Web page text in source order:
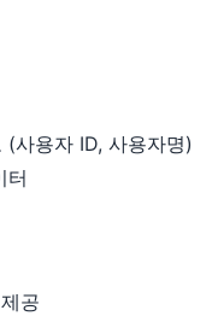
사용자 ID, 사용자명)
터
공